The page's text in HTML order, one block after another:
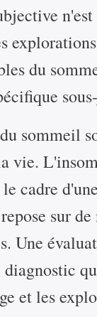
du
sommeil
vie.
le cadre
sur
Une
et les